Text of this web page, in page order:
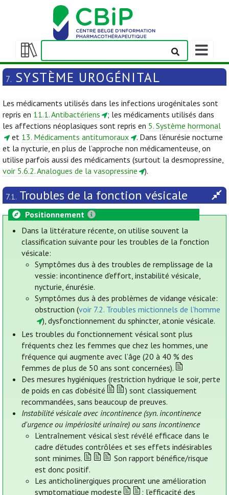
Afficher/masquer
la
table
matières
Afficher/
la
barre
navigation
7. SYSTÈME UROGÉNITAL
Les médicaments utilisés dans les infections urogénitales sont
repris en 11.1. Antibactériens
; les médicaments utilisés dans
les affections néoplasiques sont repris en 5. Système hormonal
et 13. Médicaments antitumoraux
. Dans l’énurésie nocturne
et la nycturie, en plus de l’approche non médicamenteuse, on
utilise parfois aussi des médicaments (surtout la desmopressine,
voir 5.6.2. Analogues de la vasopressine
).
7.1. Troubles de la fonction vésicale
Positionnement
Dans la littérature récente, on utilise souvent la
classification suivante pour les troubles de la fonction
vésicale:
Symptômes dus à des troubles de remplissage de la
vessie: incontinence d'effort, instabilité vésicale,
nycturie, énurésie.
Symptômes dus à des problèmes de vidange vésicale:
obstruction (voir 7.2. Troubles mictionnels de l’homme
), dysfonctionnement du sphincter, atonie vésicale.
Les troubles du fonctionnement vésical sont plus
fréquents chez les femmes que chez les hommes, une
fréquence qui augmente avec l’âge (20 à 40 % des
femmes de plus de 50 ans sont concernées).
Des mesures hygiéniques (restriction hydrique le soir, perte
de poids en cas d’obésité
) sont classiquement
recommandées, sans beaucoup de preuves.
Instabilité vésicale avec incontinence (syn. incontinence
d'urgence ou impériosité urinaire) ou sans incontinence
L’entraînement vésical s'est révélé efficace dans le
cadre d’études contrôlées et ses effets indésirables
sont minimes.
Son rapport bénéfice/risque
est donc positif.
Les anticholinergiques procurent une amélioration
symptomatique modeste
; l’efficacité des